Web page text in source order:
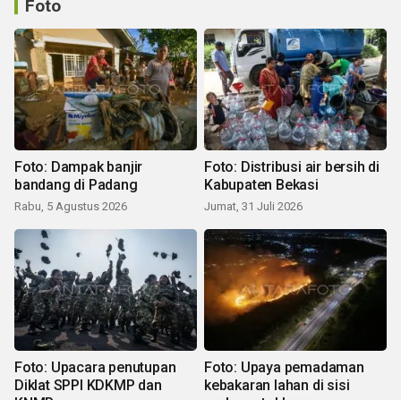
Foto
Foto: Dampak banjir
bandang di Padang
Rabu, 5 Agustus 2026
Foto: Distribusi air bersih di
Kabupaten Bekasi
Jumat, 31 Juli 2026
Foto: Upacara penutupan
Diklat SPPI KDKMP dan
Foto: Upaya pemadaman
kebakaran lahan di sisi